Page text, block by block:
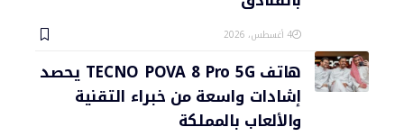
4 أغسطس، 2026
هاتف TECNO POVA 8 Pro 5G يحصد
إشادات واسعة من خبراء التقنية
والألعاب بالمملكة